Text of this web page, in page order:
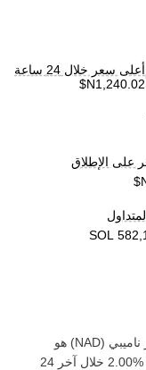
أعلى سعر خلال 24 ساعة
على الإطلاق
ناميبي (‏
NAD) هو
خلال آخر 24